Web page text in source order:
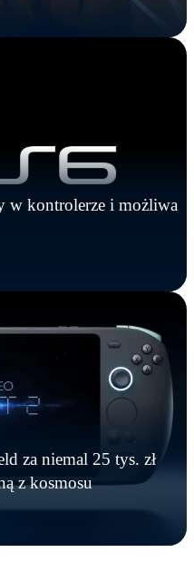
w kontrolerze i możliwa
za niemal 25 tys. zł
z kosmosu
Tak
w kontrolerze i
za niemal 25 tys. zł
z kosmosu